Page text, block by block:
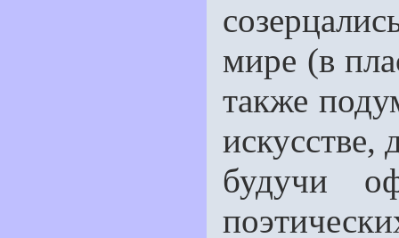
мире (в
также
искусстве,
будучи